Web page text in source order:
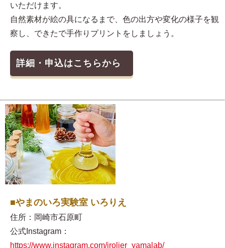
いただけます。
自然素材が絵の具になるまで、色の出方や変化の様子を観
察し、できたで手作りプリントをしましょう。
詳細・申込はこちらから
■やまのいろ実験室 いろりえ
住所：岡崎市石原町
公式Instagram：
https://www.instagram.com/irolier_yamalab/